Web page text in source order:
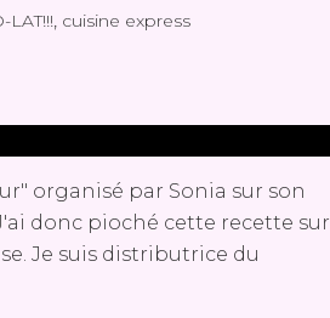
LAT!!!, cuisine express
organisé par Sonia sur son
donc pioché cette recette sur
Je suis distributrice du